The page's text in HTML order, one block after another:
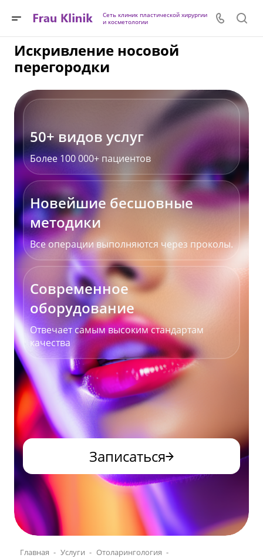
Сеть клиник пластической хирургии
и косметологии
Искривление носовой
перегородки
50+ видов услуг
Более 100 000+ пациентов
Новейшие бесшовные
методики
Все операции выполняются через проколы.
Современное
оборудование
Отвечает самым высоким стандартам
качества
Записаться
Главная Услуги
Отоларингология